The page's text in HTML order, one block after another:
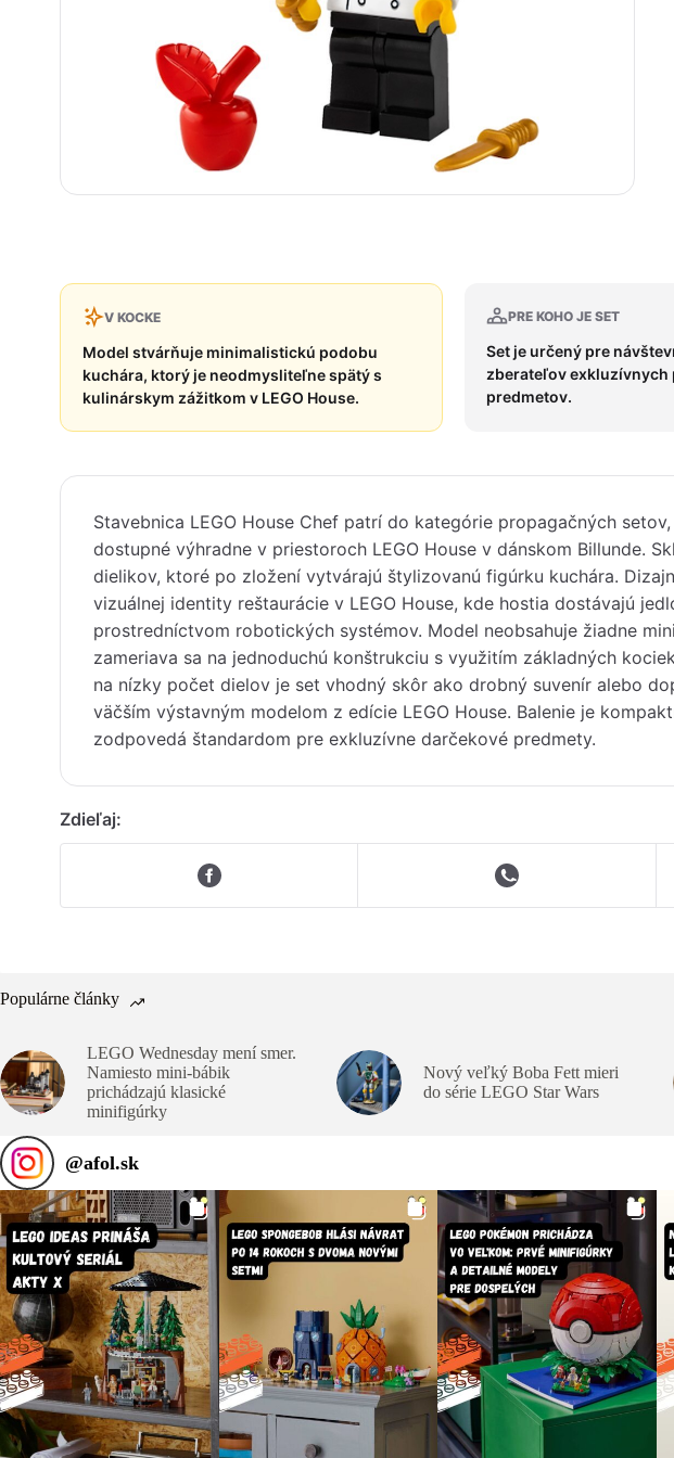
V KOCKE
Model stvárňuje minimalistickú podobu
kuchára, ktorý je neodmysliteľne spätý s
kulinárskym zážitkom v LEGO House.
PRE KOHO JE SET
Set je určený pre
zberateľov exkluzívnych
predmetov.
Stavebnica LEGO House Chef patrí do kategórie propagačných
dostupné výhradne v priestoroch LEGO House v dánskom Billunde.
dielikov, ktoré po zložení vytvárajú štylizovanú figúrku kuchára.
vizuálnej identity reštaurácie v LEGO House, kde hostia dostávajú
prostredníctvom robotických systémov. Model neobsahuje žiadne
zameriava sa na jednoduchú konštrukciu s využitím základných
na nízky počet dielov je set vhodný skôr ako drobný suvenír alebo
väčším výstavným modelom z edície LEGO House. Balenie je
zodpovedá štandardom pre exkluzívne darčekové predmety.
Zdieľaj:
Populárne články
LEGO Wednesday mení smer.
Namiesto mini-bábik
prichádzajú klasické
minifigúrky
Nový veľký Boba Fett mieri
do série LEGO Star Wars
@afol.sk